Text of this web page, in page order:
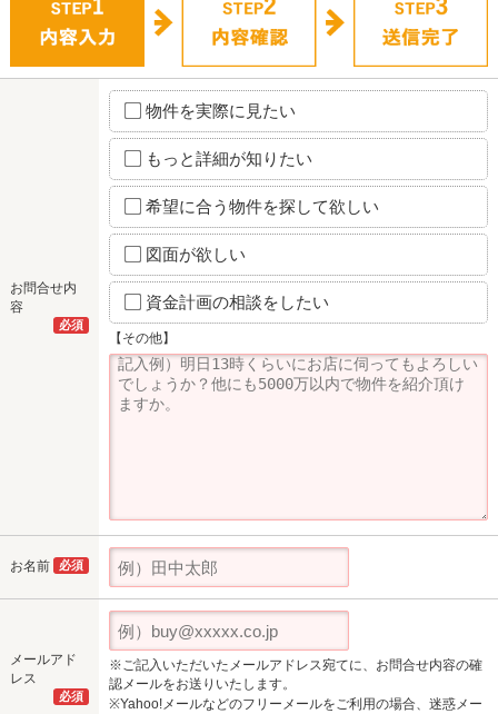
お問合せ内
容
必須
物件を実際に見たい
もっと詳細が知りたい
希望に合う物件を探して欲しい
図面が欲しい
資金計画の相談をしたい
【その他】
お名前 必須
メールアド
レス
必須
※ご記入いただいたメールアドレス宛てに、お問合せ内容の確
認メールをお送りいたします。
※Yahoo!メールなどのフリーメールをご利用の場合、迷惑メー